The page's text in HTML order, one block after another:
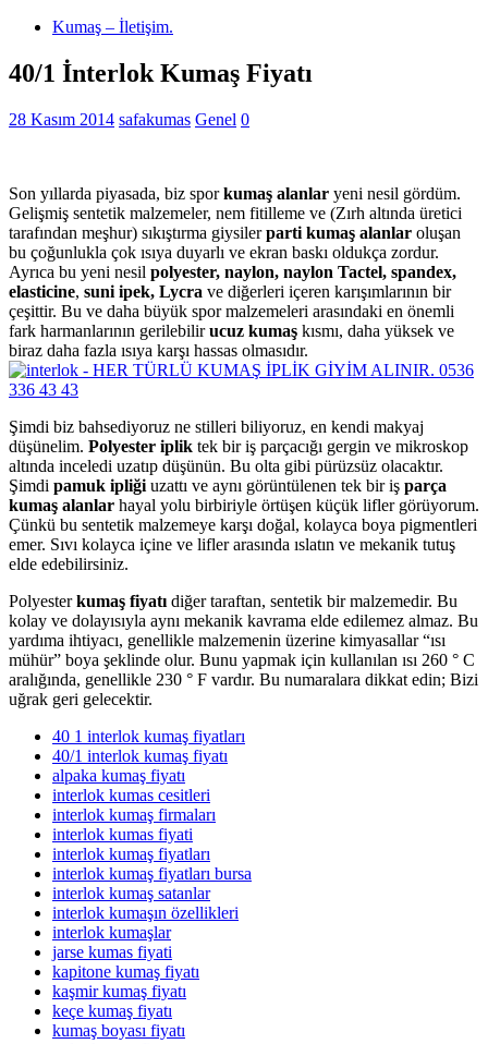
Kumaş – İletişim.
40/1 İnterlok Kumaş Fiyatı
28 Kasım 2014 safakumas Genel 0
Son yıllarda piyasada, biz sporkumaş alanlar yeni nesil gördüm.
Gelişmiş sentetik malzemeler, nem fitilleme ve (Zırh altında üretici
tarafından meşhur) sıkıştırma giysilerparti kumaş alanlar oluşan
bu çoğunlukla çok ısıya duyarlı ve ekran baskı oldukça zordur.
Ayrıca bu yeni nesil polyester, naylon, naylon Tactel, spandex,
elasticine, suni ipek, Lycra ve diğerleri içeren karışımlarının bir
çeşittir. Bu ve daha büyük spor malzemeleri arasındaki en önemli
fark harmanlarının gerilebilirucuz kumaş kısmı, daha yüksek ve
biraz daha fazla ısıya karşı hassas olmasıdır.
Şimdi biz bahsediyoruz ne stilleri biliyoruz, en kendi makyaj
düşünelim. Polyester iplik tek bir iş parçacığı gergin ve mikroskop
altında inceledi uzatıp düşünün. Bu olta gibi pürüzsüz olacaktır.
Şimdi pamuk ipliği uzattı ve aynı görüntülenen tek bir iş parça
kumaş alanlar hayal yolu birbiriyle örtüşen küçük lifler görüyorum.
Çünkü bu sentetik malzemeye karşı doğal, kolayca boya pigmentleri
emer. Sıvı kolayca içine ve lifler arasında ıslatın ve mekanik tutuş
elde edebilirsiniz.
Polyesterkumaş fiyatı diğer taraftan, sentetik bir malzemedir. Bu
kolay ve dolayısıyla aynı mekanik kavrama elde edilemez almaz. Bu
yardıma ihtiyacı, genellikle malzemenin üzerine kimyasallar “ısı
mühür” boya şeklinde olur. Bunu yapmak için kullanılan ısı 260 ° C
aralığında, genellikle 230 ° F vardır. Bu numaralara dikkat edin; Bizi
uğrak geri gelecektir.
40 1 interlok kumaş fiyatları
40/1 interlok kumaş fiyatı
alpaka kumaş fiyatı
interlok kumas cesitleri
interlok kumaş firmaları
interlok kumas fiyati
interlok kumaş fiyatları
interlok kumaş fiyatları bursa
interlok kumaş satanlar
interlok kumaşın özellikleri
interlok kumaşlar
jarse kumas fiyati
kapitone kumaş fiyatı
kaşmir kumaş fiyatı
keçe kumaş fiyatı
kumaş boyası fiyatı